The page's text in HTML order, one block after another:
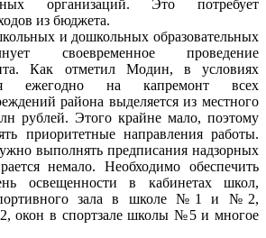
организаций. Это потребует
из бюджета.
и дошкольных образовательных
своевременное проведение
Как отметил Модин, в условиях
ежегодно на капремонт всех
района выделяется из местного
рублей. Этого крайне мало, поэтому
приоритетные направления работы.
выполнять предписания надзорных
немало. Необходимо обеспечить
освещенности в кабинетах школ,
зала в школе №1 и №2,
окон в спортзале школы №5 и многое